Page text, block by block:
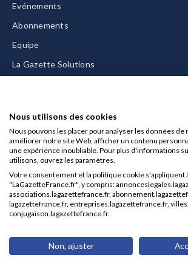
Evénements
Abonnements
Equipe
La Gazette Solutions
Mentions légales
CGU/CGV
Données personnelles
Charte sur les cookies
Gérer vos cookies
© 2026 La Gazette France
Nous utilisons des cookies
Nous pouvons les placer pour analyser les données de
améliorer notre site Web, afficher un contenu
une expérience inoubliable. Pour plus d'informations
utilisons, ouvrez les paramètres.
Votre consentement et la politique cookie s'appliquent
"LaGazetteFrance.fr", y compris:
associations.lagazettefrance.fr,
lagazettefrance.fr, entreprises.lagazettefrance.fr,
conjugaison.lagazettefrance.fr.
Non, ajuster